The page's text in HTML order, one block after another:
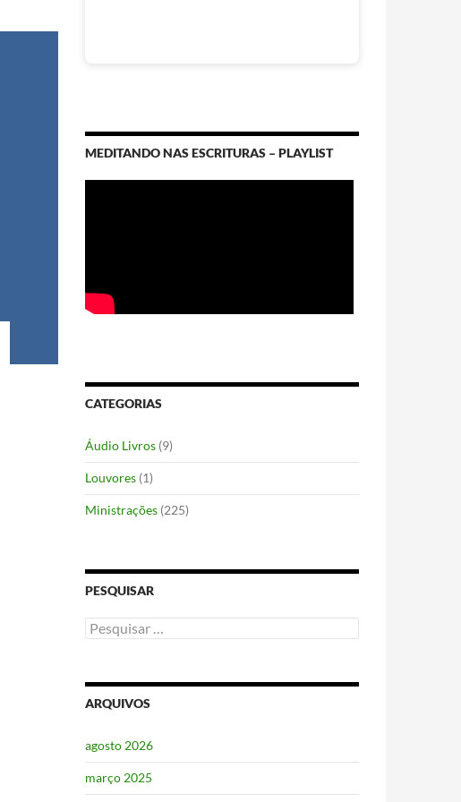
MEDITANDO NAS ESCRITURAS – PLAYLIST
CATEGORIAS
Áudio Livros (9)
Louvores (1)
Ministrações (225)
PESQUISAR
Pesquisar
por:
ARQUIVOS
agosto 2026
março 2025